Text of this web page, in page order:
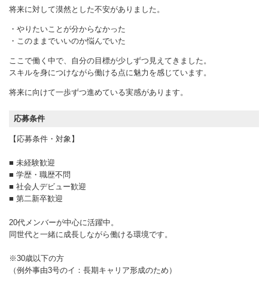
将来に対して漠然とした不安がありました。
・やりたいことが分からなかった
・このままでいいのか悩んでいた
ここで働く中で、自分の目標が少しずつ見えてきました。
スキルを身につけながら働ける点に魅力を感じています。
将来に向けて一歩ずつ進めている実感があります。
応募条件
【応募条件・対象】
■ 未経験歓迎
■ 学歴・職歴不問
■ 社会人デビュー歓迎
■ 第二新卒歓迎
20代メンバーが中心に活躍中。
同世代と一緒に成長しながら働ける環境です。
※30歳以下の方
（例外事由3号のイ：長期キャリア形成のため）